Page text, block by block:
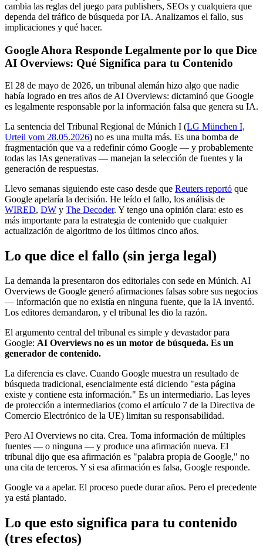
cambia las reglas del juego para publishers, SEOs y cualquiera que
dependa del tráfico de búsqueda por IA. Analizamos el fallo, sus
implicaciones y qué hacer.
Google Ahora Responde Legalmente por lo que Dice
AI Overviews: Qué Significa para tu Contenido
El 28 de mayo de 2026, un tribunal alemán hizo algo que nadie
había logrado en tres años de AI Overviews: dictaminó que Google
es legalmente responsable por la información falsa que genera su IA.
La sentencia del Tribunal Regional de Múnich I (LG München I,
Urteil vom 28.05.2026) no es una multa más. Es una bomba de
fragmentación que va a redefinir cómo Google — y probablemente
todas las IAs generativas — manejan la selección de fuentes y la
generación de respuestas.
Llevo semanas siguiendo este caso desde que Reuters reportó que
Google apelaría la decisión. He leído el fallo, los análisis de
WIRED, DW y The Decoder. Y tengo una opinión clara: esto es
más importante para la estrategia de contenido que cualquier
actualización de algoritmo de los últimos cinco años.
Lo que dice el fallo (sin jerga legal)
La demanda la presentaron dos editoriales con sede en Múnich. AI
Overviews de Google generó afirmaciones falsas sobre sus negocios
— información que no existía en ninguna fuente, que la IA inventó.
Los editores demandaron, y el tribunal les dio la razón.
El argumento central del tribunal es simple y devastador para
Google: AI Overviews no es un motor de búsqueda. Es un
generador de contenido.
La diferencia es clave. Cuando Google muestra un resultado de
búsqueda tradicional, esencialmente está diciendo "esta página
existe y contiene esta información." Es un intermediario. Las leyes
de protección a intermediarios (como el artículo 7 de la Directiva de
Comercio Electrónico de la UE) limitan su responsabilidad.
Pero AI Overviews no cita. Crea. Toma información de múltiples
fuentes — o ninguna — y produce una afirmación nueva. El
tribunal dijo que esa afirmación es "palabra propia de Google," no
una cita de terceros. Y si esa afirmación es falsa, Google responde.
Google va a apelar. El proceso puede durar años. Pero el precedente
ya está plantado.
Lo que esto significa para tu contenido
(tres efectos)